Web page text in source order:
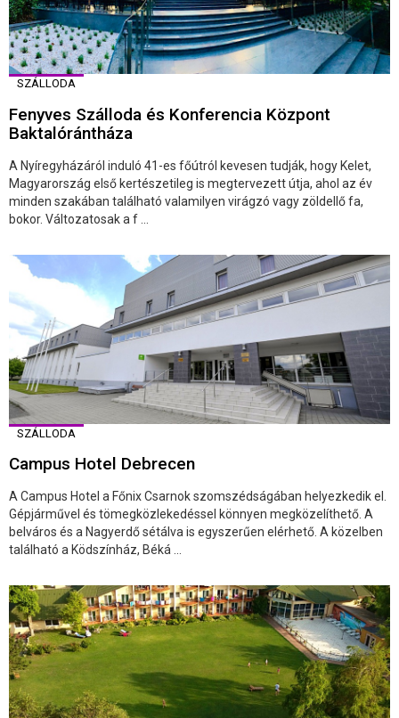
SZÁLLODA
Fenyves Szálloda és Konferencia Központ
Baktalórántháza
A Nyíregyházáról induló 41-es főútról kevesen tudják, hogy Kelet,
Magyarország első kertészetileg is megtervezett útja, ahol az év
minden szakában található valamilyen virágzó vagy zöldellő fa,
bokor. Változatosak a f ...
SZÁLLODA
Campus Hotel Debrecen
A Campus Hotel a Főnix Csarnok szomszédságában helyezkedik el.
Gépjárművel és tömegközlekedéssel könnyen megközelíthető. A
belváros és a Nagyerdő sétálva is egyszerűen elérhető. A közelben
található a Ködszínház, Béká ...